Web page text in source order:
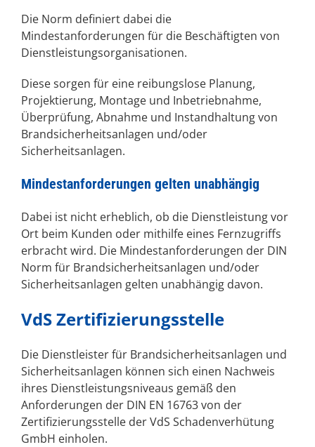
Die Norm definiert dabei die
Mindestanforderungen für die Beschäftigten von
Dienstleistungsorganisationen.
Diese sorgen für eine reibungslose Planung,
Projektierung, Montage und Inbetriebnahme,
Überprüfung, Abnahme und Instandhaltung von
Brandsicherheitsanlagen und/oder
Sicherheitsanlagen.
Mindestanforderungen gelten unabhängig
Dabei ist nicht erheblich, ob die Dienstleistung vor
Ort beim Kunden oder mithilfe eines Fernzugriffs
erbracht wird. Die Mindestanforderungen der DIN
Norm für Brandsicherheitsanlagen und/oder
Sicherheitsanlagen gelten unabhängig davon.
VdS Zertifizierungsstelle
Die Dienstleister für Brandsicherheitsanlagen und
Sicherheitsanlagen können sich einen Nachweis
ihres Dienstleistungsniveaus gemäß den
Anforderungen der DIN EN 16763 von der
Zertifizierungsstelle der VdS Schadenverhütung
GmbH einholen.